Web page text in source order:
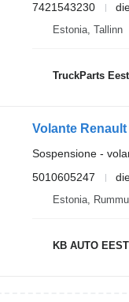
7421543230
Estonia, Tallinn
TruckParts
Sospensione -
5010605247
Estonia, Rummu
KB AUTO